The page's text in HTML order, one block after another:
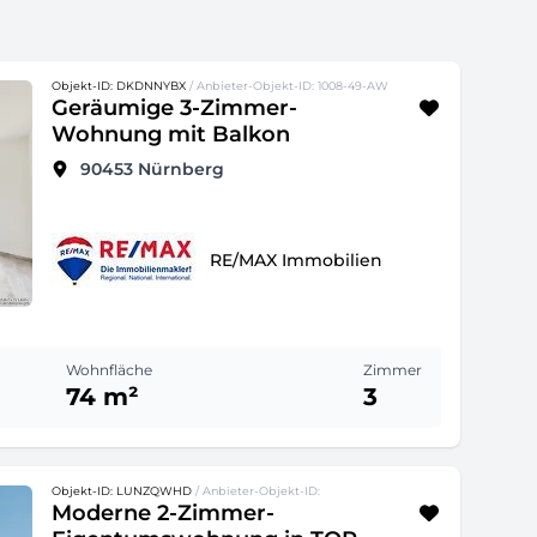
Objekt-ID: DKDNNYBX / Anbieter-Objekt-ID: 1008-49-AW
Geräumige 3-Zimmer-
Wohnung mit Balkon
90453 Nürnberg
RE/MAX Immobilien
Wohnfläche
74 m²
Zimmer
3
Objekt-ID: LUNZQWHD / Anbieter-Objekt-ID:
Moderne 2-Zimmer-